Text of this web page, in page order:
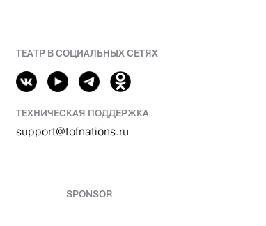
ТЕАТР В СОЦИАЛЬНЫХ СЕТЯХ
ТЕХНИЧЕСКАЯ ПОДДЕРЖКА
support@tofnations.ru
SPONSOR